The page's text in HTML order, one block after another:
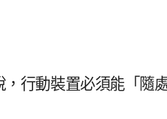
行動​裝置​必須​能​「隨